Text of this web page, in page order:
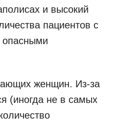
и высокий
пациентов с
опасными
женщин. Из-за
(иногда не в самых